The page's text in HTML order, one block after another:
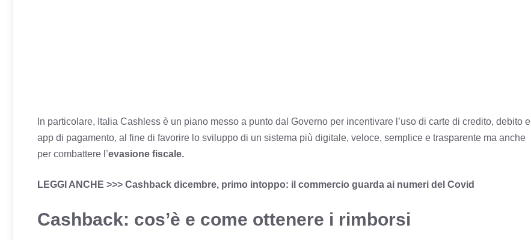
In particolare, Italia Cashless è un piano messo a punto dal Governo per incentivare l’uso di carte di credito, debito e
app di pagamento, al fine di favorire lo sviluppo di un sistema più digitale, veloce, semplice e trasparente ma anche
per combattere l’evasione fiscale.
LEGGI ANCHE >>> Cashback dicembre, primo intoppo: il commercio guarda ai numeri del Covid
Cashback: cos’è e come ottenere i rimborsi